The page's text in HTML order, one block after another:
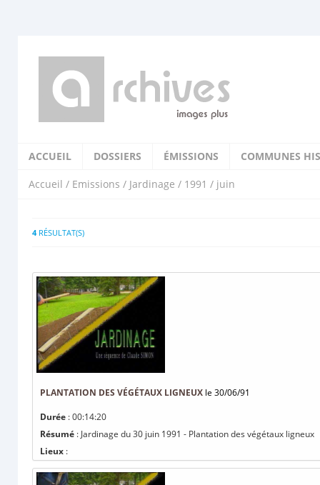
ACCUEIL DOSSIERS ÉMISSIONS COMMUNES
Accueil / Emissions / Jardinage / 1991 / juin
4RÉSULTAT(S)
PLANTATION DES VÉGÉTAUX LIGNEUX le 30/06/91
Durée : 00:14:20
Résumé : Jardinage du 30 juin 1991 - Plantation des végétaux ligneux
Lieux :